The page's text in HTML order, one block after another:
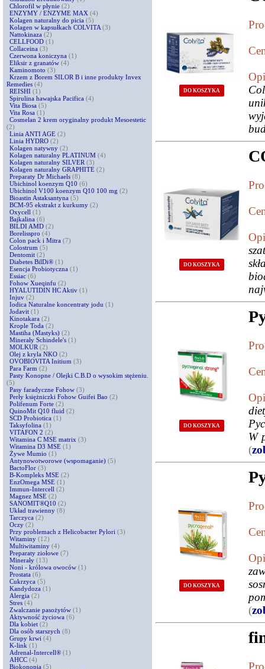
Chlorofil w płynie (2)
ENZYMY / ENZYME MAX (4)
Kolagen naturalny do picia (5)
Kolagen w kapsułkach COLVITA (3)
Nattokinaza (2)
CELLFOOD (1)
Collaceina (3)
Czerwona koniczyna (1)
Eliksir z granatów (4)
Kaminomoto (3)
Krzem z Borem SILOR B i inne produkty Invex
Remedies (4)
REISHI (1)
Spirulina hawajska Pacifica (4)
Vita Biosa (5)
Vita Rosa (1)
Cosmelan 2 krem oryginalny produkt Mesoestetic
(2)
Linia ANTI AGE (2)
Linia HYDRO (2)
Kolagen natywny (2)
Kolagen naturalny PLATINUM (4)
Kolagen naturalny SILVER (3)
Kolagen naturalny GRAPHITE (2)
Preparaty Dr Michaels (8)
Ubichinol koenzym Q10 (6)
Ubichinol V100 koenzym Q10 100 mg (2)
Bioastin Astaksantyna (5)
BCM-95 ekstrakt z kurkumy (2)
Oxycell (1)
Bajkalina (6)
BILDI AMD (2)
Borelisspro (4)
Colon pack i Mitra (7)
Colostrum (5)
Dentomit (2)
Diabetes BilDi® (1)
Esencja Probiotyczna (1)
Essiac (6)
Fohow Xueqinfu (2)
HYALUTIDIN HC Aktiv (1)
Injuv (2)
Iodica Naturalne koncentraty jodu (1)
Jodavit (1)
Kinotakara (2)
Krople Toda (2)
Mastiha (Mastyks) (2)
Minerały Schindele's (1)
MOLKUR (2)
Olej z kryla NKO (2)
OVOBIOVITA Initium (3)
Para Farm (2)
Pasty Konopne / Olejki C.B.D o wysokim stężeniu.
(5)
Pasy faradyczne Fohow (3)
Perły księżniczki Fohow Guifei Bao (2)
Polifenum Forte (2)
QuinoMit Q10 fluid (2)
SCD Probiotica (1)
Taksyfolina (1)
VITAFON 2 (2)
Witamina C MSE matrix (3)
Witamina D3 MSE (1)
Żywe Mumio (1)
Antynowotworowe (wspomaganie) (5)
BactoFlor (3)
B-Kompleks MSE (2)
EnzOmega MSE (1)
Immun-Intercell (2)
Magnez MSE (2)
SANOMIT®Q10 (2)
Układ trawienny (8)
Tarczyca (2)
Oczy (2)
Przy problemach z Helicobacter Pylori (3)
Witaminy (12)
Multiwitaminy (4)
Preparaty ziołowe (7)
Minerały (13)
Noni - królowa owoców (1)
Prostata (6)
Cukrzyca (5)
Kandydoza (1)
Alergia (2)
Stres (4)
Zwalczanie pasożytów (1)
Aktywność życiowa (6)
Dla kobiet (2)
Dla osób starszych (8)
Grupy krwi (4)
K-link (1)
Adrenal-Intercell® (1)
AHCC (4)
Biokonopia (5)
DO KOSZYKA
DO KOSZYKA
DO KOSZYKA
W
(
DO KOSZYKA
(